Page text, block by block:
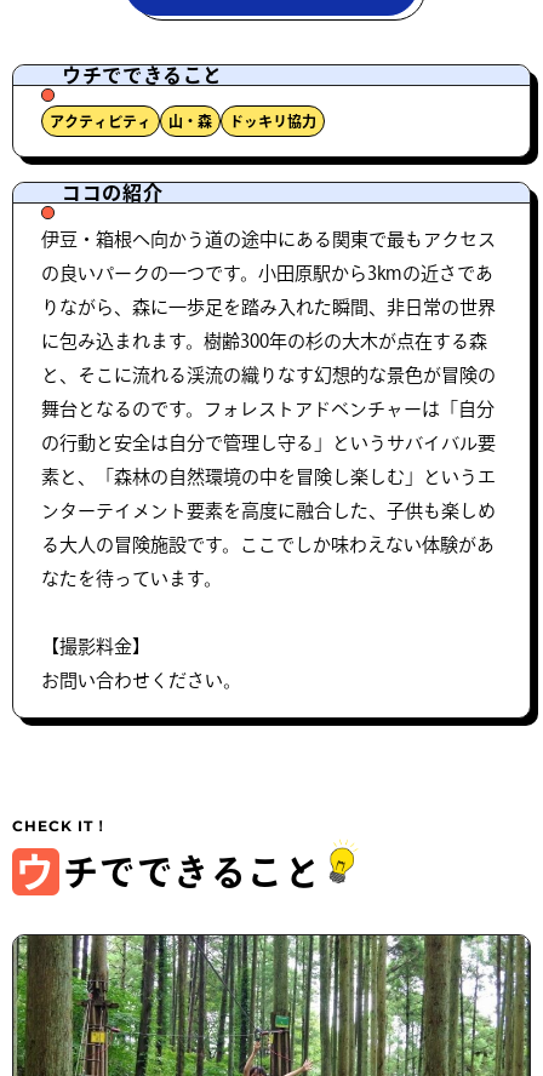
ウチでできること
アクティビティ 山・森 ドッキリ協力
ココの紹介
伊豆・箱根へ向かう道の途中にある関東で最もアクセス
の良いパークの一つです。小田原駅から3kmの近さであ
りながら、森に一歩足を踏み入れた瞬間、非日常の世界
に包み込まれます。樹齢300年の杉の大木が点在する森
と、そこに流れる渓流の織りなす幻想的な景色が冒険の
舞台となるのです。フォレストアドベンチャーは「自分
の行動と安全は自分で管理し守る」というサバイバル要
素と、「森林の自然環境の中を冒険し楽しむ」というエ
ンターテイメント要素を高度に融合した、子供も楽しめ
る大人の冒険施設です。ここでしか味わえない体験があ
なたを待っています。
【撮影料金】
お問い合わせください。
ウ チでできること